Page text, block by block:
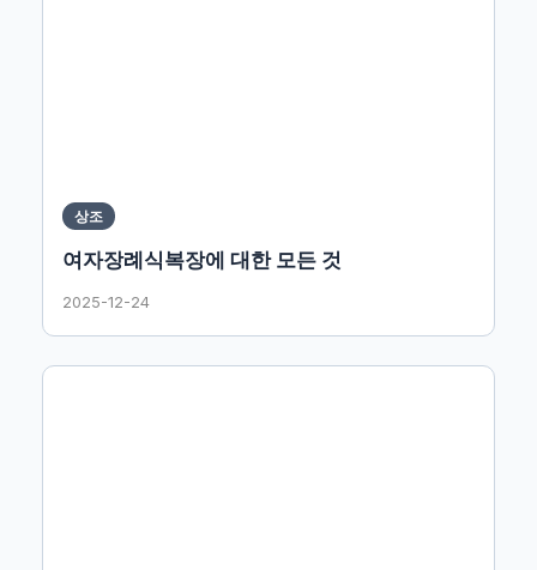
상조
여자장례식복장에 대한 모든 것
2025-12-24